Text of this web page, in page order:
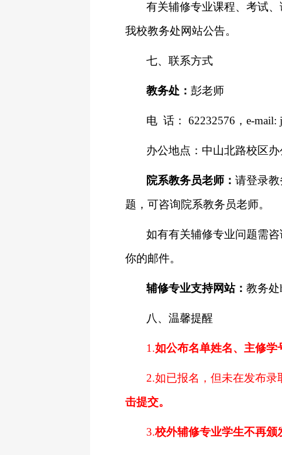
有关辅修专业课程、考试
我校教务处网站公告。
七、联系方式
教务处： 彭老师
电 话： 62232576 ， e-mail:
办公地点：中山北路校区
院系教务员老师： 请登录教
题，可咨询院系教务员老师。
如有有关辅修专业问题需
你的邮件。
辅修专业支持网站： 教务处
八、温馨提醒
1.如公布名单姓名、主修学
2.如已报名，但未在发布录
击提交。
3.校外辅修专业学生不再颁